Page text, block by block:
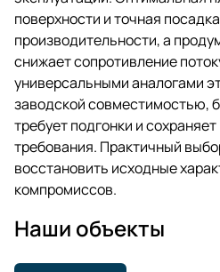
поверхности и точная
производительности, а
снижает сопротивление
универсальными аналогами
заводской совместимостью,
требует подгонки и
требования. Практичный
восстановить исходные
компромиссов.
Наши объекты